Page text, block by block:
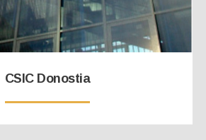
CSIC Donostia